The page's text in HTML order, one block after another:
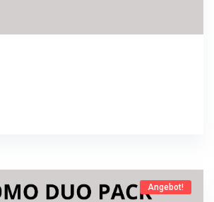
Jetzt Kaufen Angebot!